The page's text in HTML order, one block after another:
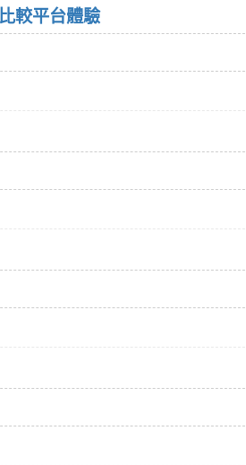
較平台體驗